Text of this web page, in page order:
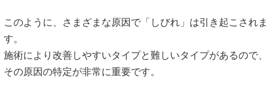
このように、さまざまな原因で「しびれ」は引き起こされま
す。
施術により改善しやすいタイプと難しいタイプがあるので、
その原因の特定が非常に重要です。